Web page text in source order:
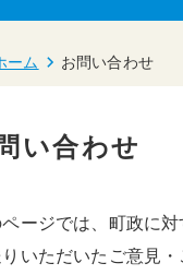
道・下水道
書・証明書
・子育て
林業・漁業
ーム お問い合わせ
い合わせ
ページでは、町政に
いただいたご意見